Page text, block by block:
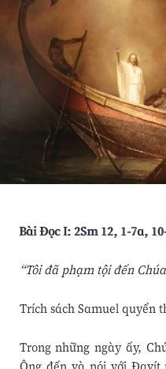
Bài Ðọc I: 2Sm 12, 1-7a,
“Tôi đã phạm tội đến
Trích sách Samuel quyển
Trong những ngày ấy,